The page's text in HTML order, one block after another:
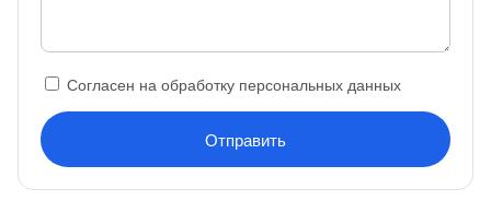
Согласен на обработку персональных данных
Отправить